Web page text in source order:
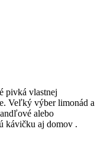
pivká vlastnej
Veľký výber limonád a
alebo
kávičku aj domov .